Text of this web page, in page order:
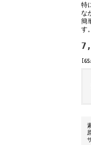
特
な
簡
す。
[65